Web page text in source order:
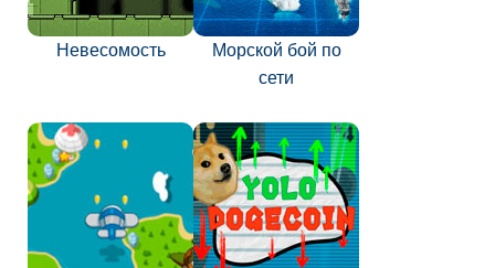
Невесомость
Морской бой по
сети